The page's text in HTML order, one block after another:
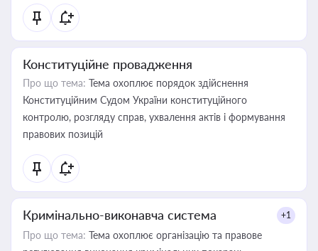
Конституційне провадження
Про що тема: Тема охоплює порядок здійснення
Конституційним Судом України конституційного
контролю, розгляду справ, ухвалення актів і формування
правових позицій
Кримінально-виконавча система +1
Про що тема: Тема охоплює організацію та правове